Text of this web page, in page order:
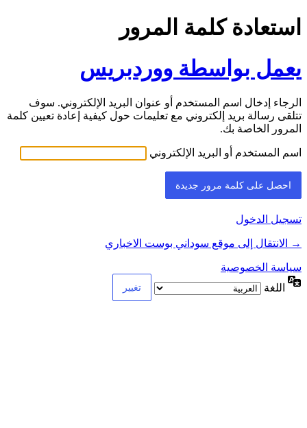
استعادة كلمة المرور
يعمل بواسطة ووردبريس
الرجاء إدخال اسم المستخدم أو عنوان البريد الإلكتروني. سوف
تتلقى رسالة بريد إلكتروني مع تعليمات حول كيفية إعادة تعيين كلمة
المرور الخاصة بك.
اسم المستخدم أو البريد الإلكتروني
تسجيل الدخول
→ الانتقال إلى موقع سوداني بوست الاخباري
سياسة الخصوصية
اللغة